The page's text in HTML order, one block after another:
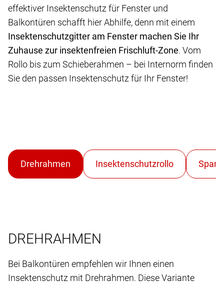
effektiver Insektenschutz für Fenster und
Balkontüren schafft hier Abhilfe, denn mit einem
Insektenschutzgitter am Fenster machen Sie Ihr
Zuhause zur insektenfreien Frischluft-Zone. Vom
Rollo bis zum Schieberahmen – bei Internorm finden
Sie den passen Insektenschutz für Ihr Fenster!
DREHRAHMEN
Bei Balkontüren empfehlen wir Ihnen einen
Insektenschutz mit Drehrahmen. Diese Variante